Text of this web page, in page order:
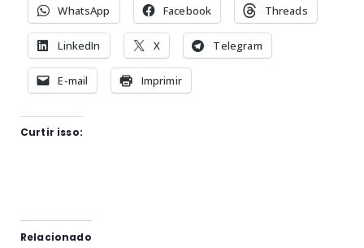
WhatsApp Facebook Threads
LinkedIn X Telegram
E-mail Imprimir
Curtir isso:
Relacionado